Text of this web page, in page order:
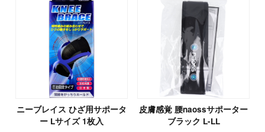
ニーブレイス ひざ用サポータ
ー Lサイズ 1枚入
皮膚感覚 腰naossサポーター
ブラック L-LL